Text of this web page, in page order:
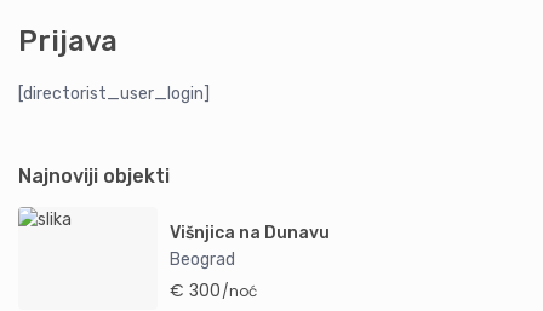
Prijava
[directorist_user_login]
Najnoviji objekti
Višnjica na Dunavu
Beograd
€ 300/noć